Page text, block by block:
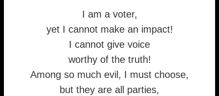
I am a voter,
yet I cannot make an impact!
I cannot give voice
worthy of the truth!
Among so much evil, I must choose,
but they are all parties,